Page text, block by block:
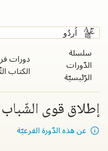
سلسلة
الدّورات
الرّئيسيّة
دورات
الكتاب
إطلاق قوى
عن هذه الدّورة الفرعيّة